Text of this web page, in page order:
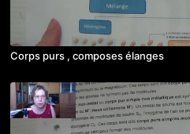
Corps purs , composes élanges